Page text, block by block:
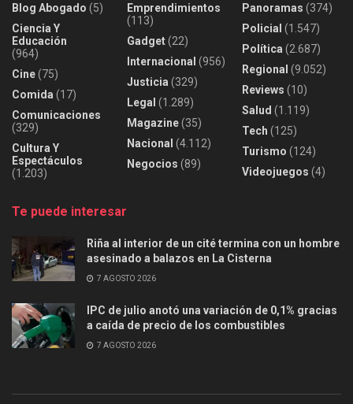
Blog Abogado (5)
Ciencia Y
Educación
(964)
Cine(75)
Comida (17)
Comunicaciones
(329)
Cultura Y
Espectáculos
(1.203)
Emprendimientos
(113)
Gadget(22)
Internacional (956)
Justicia (329)
Legal (1.289)
Magazine(35)
Nacional (4.112)
Negocios (89)
Panoramas (374)
Policial (1.547)
Política (2.687)
Regional (9.052)
Reviews (10)
Salud (1.119)
Tech (125)
Turismo (124)
Videojuegos (4)
Te puede interesar
Riña al interior de un cité termina con un hombre
asesinado a balazos en La Cisterna
7 AGOSTO 2026
IPC de julio anotó una variación de 0,1% gracias
a caída de precio de los combustibles
7 AGOSTO 2026